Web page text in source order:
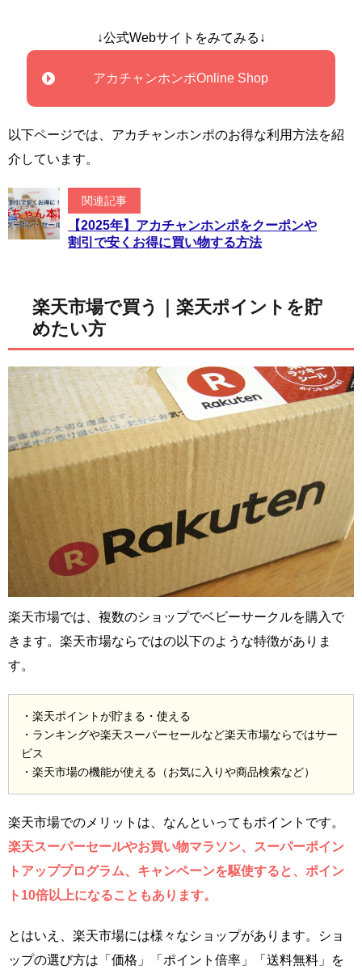
↓公式Webサイトをみてみる↓
アカチャンホンポOnline Shop
以下ページでは、アカチャンホンポのお得な利用方法を紹
介しています。
関連記事
【2025年】アカチャンホンポをクーポンや
割引で安くお得に買い物する方法
楽天市場で買う｜楽天ポイントを貯
めたい方
楽天市場では、複数のショップでベビーサークルを購入で
きます。楽天市場ならではの以下のような特徴がありま
す。
・楽天ポイントが貯まる・使える
・ランキングや楽天スーパーセールなど楽天市場ならではサー
ビス
・楽天市場の機能が使える（お気に入りや商品検索など）
楽天市場でのメリットは、なんといってもポイントです。
楽天スーパーセールやお買い物マラソン、スーパーポイン
トアッププログラム、キャンペーンを駆使すると、ポイン
ト10倍以上になることもあります。
とはいえ、楽天市場には様々なショップがあります。ショ
ップの選び方は「価格」「ポイント倍率」「送料無料」を